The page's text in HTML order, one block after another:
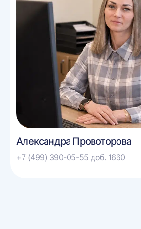
Александра Провоторова
+7 (499) 390-05-55 доб. 1660